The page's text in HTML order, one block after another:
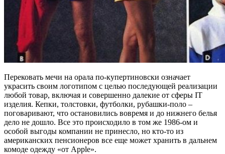
Перековать мечи на орала по-купертиновски означает
украсить своим логотипом с целью последующей реализации
любой товар, включая и совершенно далекие от сферы IT
изделия. Кепки, толстовки, футболки, рубашки-поло –
поговаривают, что остановились вовремя и до нижнего белья
дело не дошло. Все это происходило в том же 1986-ом и
особой выгоды компании не принесло, но кто-то из
американских пенсионеров все еще может хранить в дальнем
комоде одежду «от Apple».